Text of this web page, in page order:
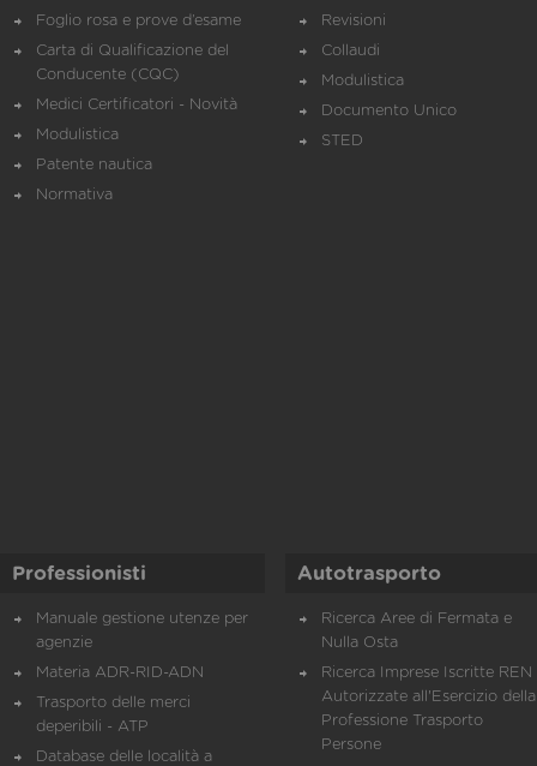
Foglio rosa e prove d’esame
Carta di Qualificazione del
Conducente (CQC)
Medici Certificatori - Novità
Modulistica
Patente nautica
Normativa
Revisioni
Collaudi
Modulistica
Documento Unico
STED
Professionisti
Manuale gestione utenze per
agenzie
Materia ADR-RID-ADN
Trasporto delle merci
deperibili - ATP
Database delle località a
Autotrasporto
Ricerca Aree di Fermata e
Nulla Osta
Ricerca Imprese Iscritte REN
Autorizzate all'Esercizio della
Professione Trasporto
Persone